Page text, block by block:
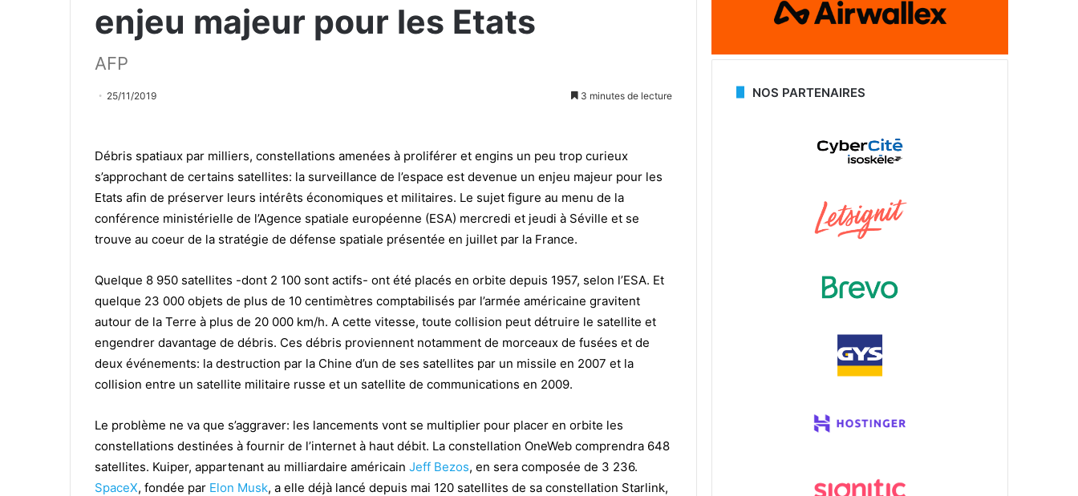
enjeu majeur pour les Etats
AFP
25/11/2019 3 minutes de lecture
Débris spatiaux par milliers, constellations amenées à proliférer et engins un peu trop curieux
s’approchant de certains satellites: la surveillance de l’espace est devenue un enjeu majeur pour les
Etats afin de préserver leurs intérêts économiques et militaires. Le sujet figure au menu de la
conférence ministérielle de l’Agence spatiale européenne (ESA) mercredi et jeudi à Séville et se
trouve au coeur de la stratégie de défense spatiale présentée en juillet par la France.
Quelque 8 950 satellites -dont 2 100 sont actifs- ont été placés en orbite depuis 1957, selon l’ESA. Et
quelque 23 000 objets de plus de 10 centimètres comptabilisés par l’armée américaine gravitent
autour de la Terre à plus de 20 000 km/h. A cette vitesse, toute collision peut détruire le satellite et
engendrer davantage de débris. Ces débris proviennent notamment de morceaux de fusées et de
deux événements: la destruction par la Chine d’un de ses satellites par un missile en 2007 et la
collision entre un satellite militaire russe et un satellite de communications en 2009.
Le problème ne va que s’aggraver: les lancements vont se multiplier pour placer en orbite les
constellations destinées à fournir de l’internet à haut débit. La constellation OneWeb comprendra 648
satellites. Kuiper, appartenant au milliardaire américain Jeff Bezos, en sera composée de 3 236.
SpaceX, fondée par Elon Musk, a elle déjà lancé depuis mai 120 satellites de sa constellation Starlink,
NOS PARTENAIRES